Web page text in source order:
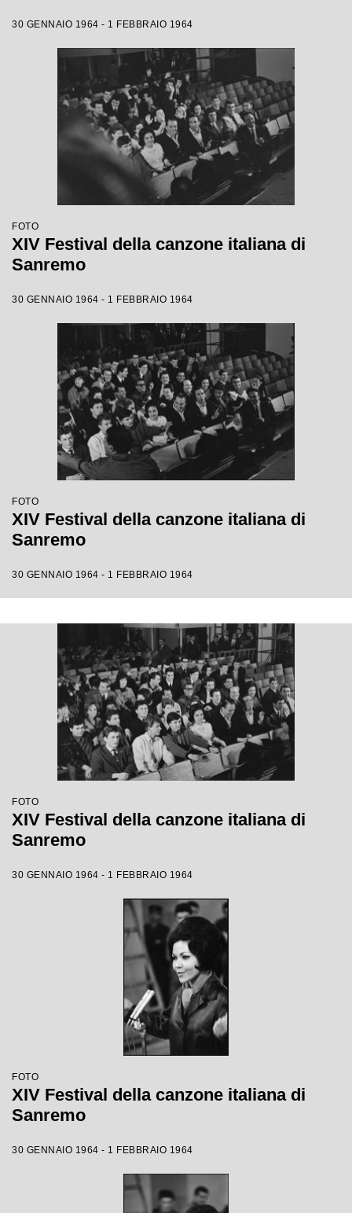
30 GENNAIO 1964 - 1 FEBBRAIO 1964
FOTO
XIV Festival della canzone italiana di
Sanremo
30 GENNAIO 1964 - 1 FEBBRAIO 1964
FOTO
XIV Festival della canzone italiana di
Sanremo
30 GENNAIO 1964 - 1 FEBBRAIO 1964
FOTO
XIV Festival della canzone italiana di
Sanremo
30 GENNAIO 1964 - 1 FEBBRAIO 1964
FOTO
XIV Festival della canzone italiana di
Sanremo
30 GENNAIO 1964 - 1 FEBBRAIO 1964